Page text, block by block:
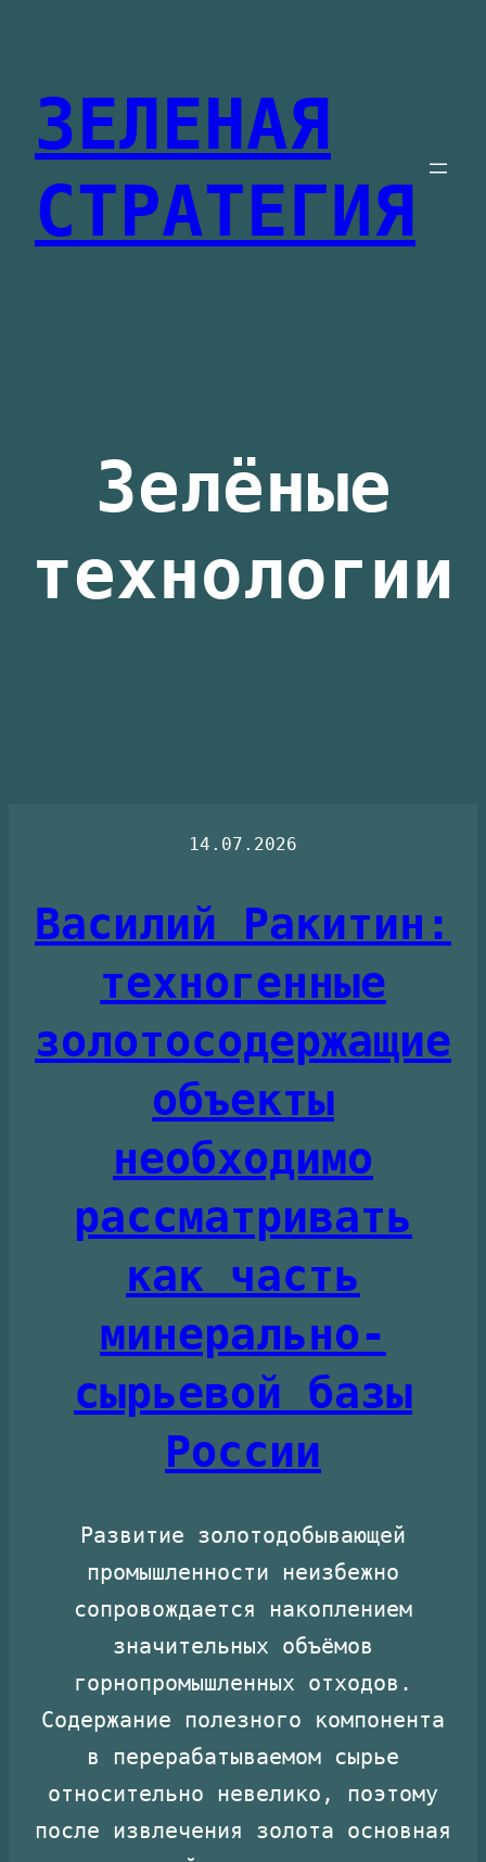
содержимому
ЗЕЛЕНАЯ
СТРАТЕГИЯ
Зелёные
технологии
14.07.2026
Василий Ракитин:
техногенные
золотосодержащие
объекты
необходимо
рассматривать
как часть
минерально-
сырьевой базы
России
Развитие золотодобывающей
промышленности неизбежно
сопровождается накоплением
значительных объёмов
горнопромышленных отходов.
Содержание полезного компонента
в перерабатываемом сырье
относительно невелико, поэтому
после извлечения золота основная